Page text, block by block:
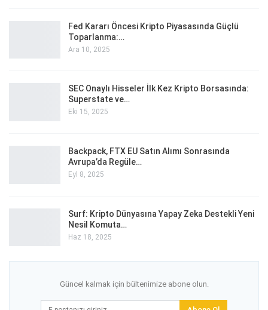
Fed Kararı Öncesi Kripto Piyasasında Güçlü
Toparlanma:…
Ara 10, 2025
SEC Onaylı Hisseler İlk Kez Kripto Borsasında:
Superstate ve…
Eki 15, 2025
Backpack, FTX EU Satın Alımı Sonrasında
Avrupa’da Regüle…
Eyl 8, 2025
Surf: Kripto Dünyasına Yapay Zeka Destekli Yeni
Nesil Komuta…
Haz 18, 2025
Güncel kalmak için bültenimize abone olun.